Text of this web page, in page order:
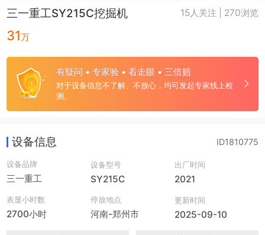
三一重工SY215C挖掘机 15人关注 | 270浏览
31万
有疑问 • 专家验 • 看走眼 • 三倍赔
对于设备信息不了解、不放心，均可发起专家线上检
测。
设备信息 ID1810775
设备品牌
三一重工
设备型号
SY215C
出厂时间
2021
表显小时数
2700小时
停放地点
河南-郑州市
更新时间
2025-09-10